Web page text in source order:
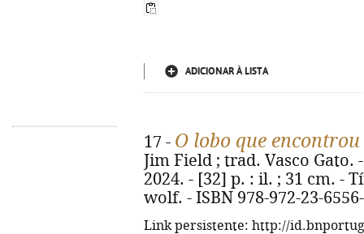
ADICIONAR À LISTA
17 - O lobo que
Jim Field ; trad. Vasco Gato.
2024. - [32] p. : il. ; 31 cm. -
wolf. - ISBN 978-972-23-
Link persistente: http://